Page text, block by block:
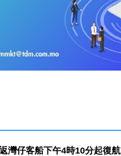
灣仔客船下午4時10分起復航